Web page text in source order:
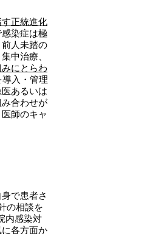
正統進化
染症は極
人未踏の
中治療、
にとらわ
入・管理
あるいは
合わせが
師のキャ
で患者さ
の相談を
内感染対
各方面か